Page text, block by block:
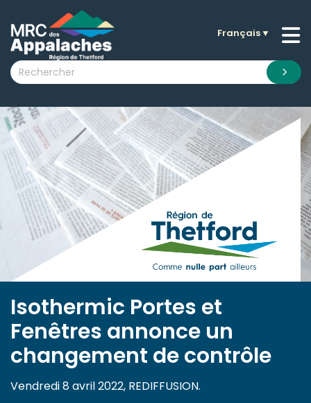
submenu (La MRC )
submenu (Citoyens )
submenu (Visiteurs )
submenu (Nouvelles )
submenu (Documentation )
Français▼
Isothermic Portes et
Fenêtres annonce un
changement de contrôle
Vendredi 8 avril 2022, REDIFFUSION.